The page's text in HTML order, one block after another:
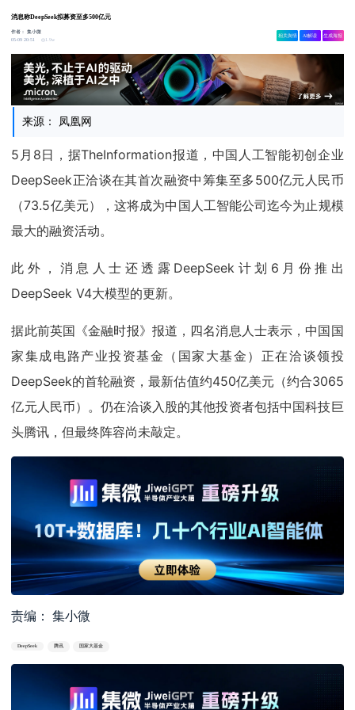
消息称DeepSeek拟募资至多500亿元
作者：集小微
05-09 20:51
1.9w
相关舆情 AI解读 生成海报
来源： 凤凰网
5月8日，据TheInformation报道，中国人工智能初创企业
DeepSeek正洽谈在其首次融资中筹集至多500亿元人民币
（73.5亿美元），这将成为中国人工智能公司迄今为止规模
最大的融资活动。
此外，消息人士还透露DeepSeek计划6月份推出
DeepSeek V4大模型的更新。
据此前英国《金融时报》报道，四名消息人士表示，中国国
家集成电路产业投资基金（国家大基金）正在洽谈领投
DeepSeek的首轮融资，最新估值约450亿美元（约合3065
亿元人民币）。仍在洽谈入股的其他投资者包括中国科技巨
头腾讯，但最终阵容尚未敲定。
责编： 集小微
DeepSeek 腾讯 国家大基金